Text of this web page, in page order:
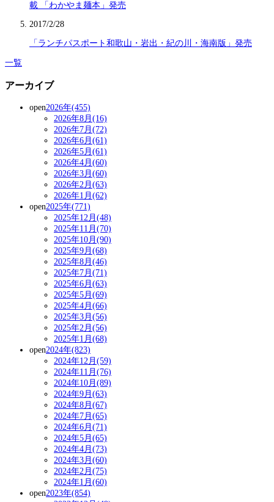
載 「わかやま麺本」発売
2017/2/28
「ランチパスポート和歌山・岩出・紀の川・海南版」発売
一覧
アーカイブ
open2026年(455)
2026年8月(16)
2026年7月(72)
2026年6月(61)
2026年5月(61)
2026年4月(60)
2026年3月(60)
2026年2月(63)
2026年1月(62)
open2025年(771)
2025年12月(48)
2025年11月(70)
2025年10月(90)
2025年9月(68)
2025年8月(46)
2025年7月(71)
2025年6月(63)
2025年5月(69)
2025年4月(66)
2025年3月(56)
2025年2月(56)
2025年1月(68)
open2024年(823)
2024年12月(59)
2024年11月(76)
2024年10月(89)
2024年9月(63)
2024年8月(67)
2024年7月(65)
2024年6月(71)
2024年5月(65)
2024年4月(73)
2024年3月(60)
2024年2月(75)
2024年1月(60)
open2023年(854)